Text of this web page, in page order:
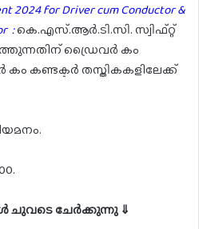
2024 for Driver cum Conductor &
:കെ.എസ്.ആർ.ടി.സി. സ്വിഫ്റ്റ്
ഡ്രൈവർ കം
കണ്ടക്ടർ തസ്തികകളിലേക്ക്
ചുവടെ ചേർക്കുന്നു ⇓